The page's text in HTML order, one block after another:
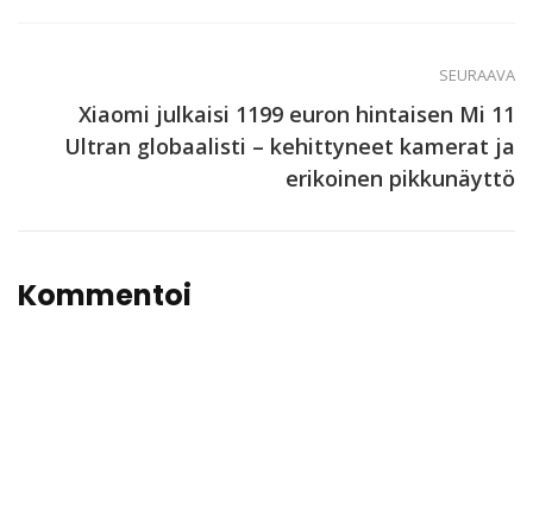
SEURAAVA
Xiaomi julkaisi 1199 euron hintaisen Mi 11
Ultran globaalisti – kehittyneet kamerat ja
erikoinen pikkunäyttö
Kommentoi